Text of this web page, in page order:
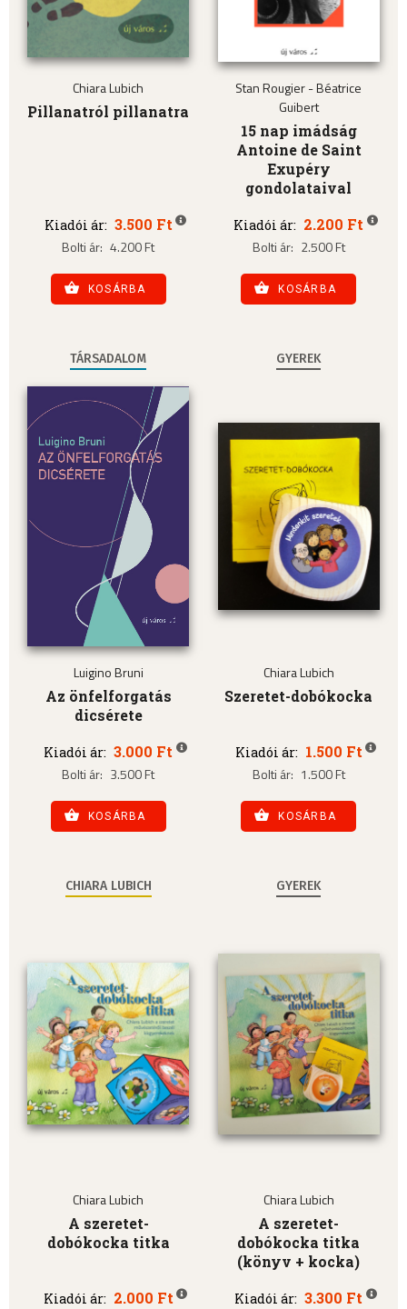
Chiara Lubich
Pillanatról pillanatra
Kiadói ár: 3.500 Ft
Bolti ár: 4.200 Ft
KOSÁRBA
Stan Rougier - Béatrice
Guibert
15 nap imádság
Antoine de Saint
Exupéry
gondolataival
Kiadói ár: 2.200 Ft
Bolti ár: 2.500 Ft
KOSÁRBA
TÁRSADALOM
Luigino Bruni
Az önfelforgatás
dicsérete
Kiadói ár: 3.000 Ft
Bolti ár: 3.500 Ft
KOSÁRBA
GYEREK
Chiara Lubich
Szeretet-dobókocka
Kiadói ár: 1.500 Ft
Bolti ár: 1.500 Ft
KOSÁRBA
CHIARA LUBICH
Chiara Lubich
A szeretet-
dobókocka titka
Kiadói ár: 2.000 Ft
GYEREK
Chiara Lubich
A szeretet-
dobókocka titka
(könyv + kocka)
Kiadói ár: 3.300 Ft